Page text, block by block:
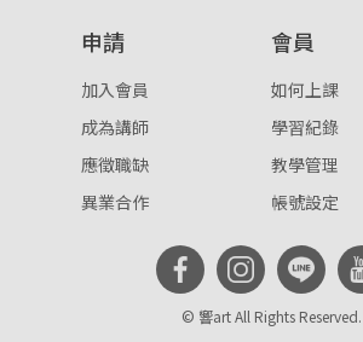
註冊
按下註冊即代表你同意我們的 使用者條款
。
申請
加入會員
成為講師
應徵職缺
異業合作
會員
如何上課
學習紀錄
教學管理
帳號設定
© 響art All Rights Reserved.